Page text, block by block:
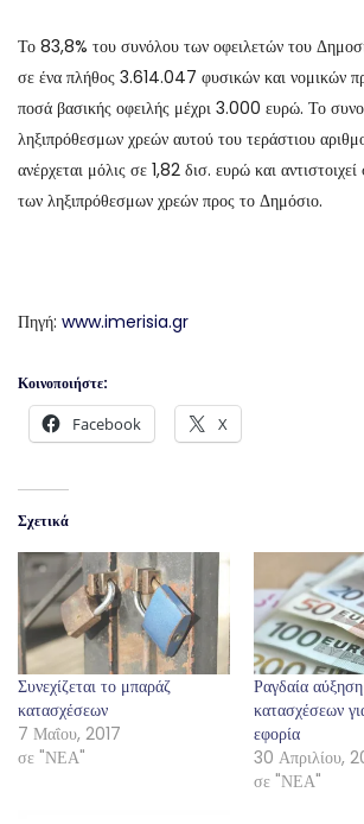
Το 83,8% του συνόλου των οφειλετών του
σε ένα πλήθος 3.614.047 φυσικών και νομικών
ποσά βασικής οφειλής μέχρι 3.000 ευρώ. Το
ληξιπρόθεσμων χρεών αυτού του τεράστιου
ανέρχεται μόλις σε 1,82 δισ. ευρώ και
των ληξιπρόθεσμων χρεών προς το Δημόσιο.
Πηγή: www.imerisia.gr
Κοινοποιήστε:
Facebook X
Σχετικά
Συνεχίζεται το μπαράζ
κατασχέσεων
7 Μαΐου, 2017
σε "ΝΕΑ"
Ραγδαία
κατασχέσεων
εφορία
30 Απριλίου,
σε "ΝΕΑ"